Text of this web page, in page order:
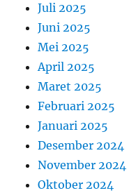
Juli 2025
Juni 2025
Mei 2025
April 2025
Maret 2025
Februari 2025
Januari 2025
Desember 2024
November 2024
Oktober 2024